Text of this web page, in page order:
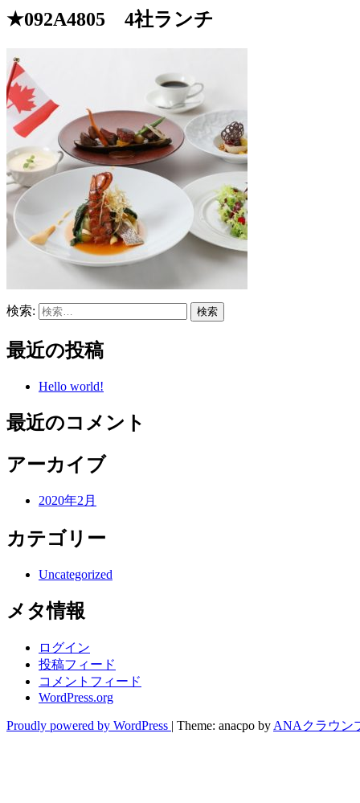
★092A4805 4社ランチ
検索:
最近の投稿
Hello world!
最近のコメント
アーカイブ
2020年2月
カテゴリー
Uncategorized
メタ情報
ログイン
投稿フィード
コメントフィード
WordPress.org
Proudly powered by WordPress | Theme: anacpo by ANAクラウン